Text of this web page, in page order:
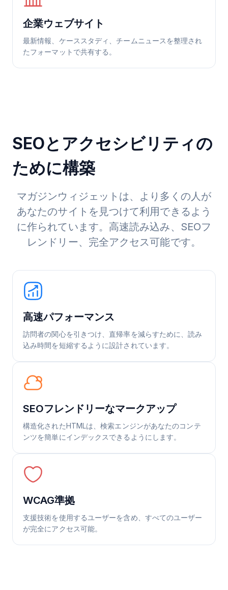
企業ウェブサイト
最新情報、ケーススタディ、チームニュースを整理され
たフォーマットで共有する。
SEOとアクセシビリティの
ために構築
マガジンウィジェットは、より多くの人が
あなたのサイトを見つけて利用できるよう
に作られています。高速読み込み、SEOフ
レンドリー、完全アクセス可能です。
高速パフォーマンス
訪問者の関心を引きつけ、直帰率を減らすために、読み
込み時間を短縮するように設計されています。
SEOフレンドリーなマークアップ
構造化されたHTMLは、検索エンジンがあなたのコンテ
ンツを簡単にインデックスできるようにします。
WCAG準拠
支援技術を使用するユーザーを含め、すべてのユーザー
が完全にアクセス可能。